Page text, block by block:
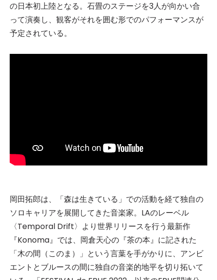
の日本初上陸となる。石畳のステージを3人が向かい合
って演奏し、観客がそれを囲む形でのパフォーマンスが
予定されている。
岡田拓郎は、「森は生きている」での活動を経て独自の
ソロキャリアを展開してきた音楽家。LAのレーベル
〈Temporal Drift〉より世界リリースを行う最新作
『Konoma』では、岡倉天心の『茶の本』に記された
「木の間（このま）」という言葉を手がかりに、アンビ
エントとブルースの間に独自の音楽的地平を切り拓いて